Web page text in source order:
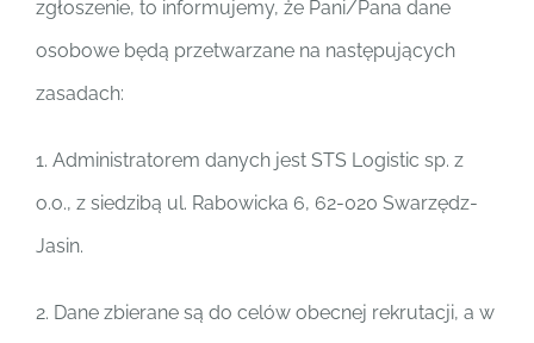
Polski
zgłoszenie, to informujemy, że Pani/Pana dane
osobowe będą przetwarzane na następujących
zasadach:
1. Administratorem danych jest STS Logistic sp. z
o.o., z siedzibą ul. Rabowicka 6, 62-020 Swarzędz-
Jasin.
2. Dane zbierane są do celów obecnej rekrutacji, a w